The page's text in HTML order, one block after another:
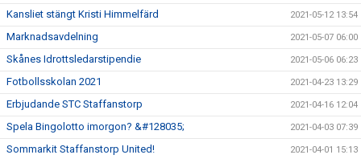
Kansliet stängt Kristi Himmelfärd 2021-05-12 13:54
Marknadsavdelning 2021-05-07 06:00
Skånes Idrottsledarstipendie 2021-05-06 06:23
Fotbollsskolan 2021 2021-04-23 13:29
Erbjudande STC Staffanstorp 2021-04-16 12:04
Spela Bingolotto imorgon? &#128035; 2021-04-03 07:39
Sommarkit Staffanstorp United! 2021-04-01 15:13